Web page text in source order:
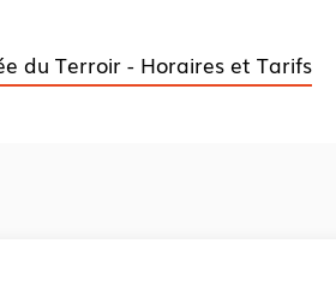
du Terroir - Horaires et Tarifs